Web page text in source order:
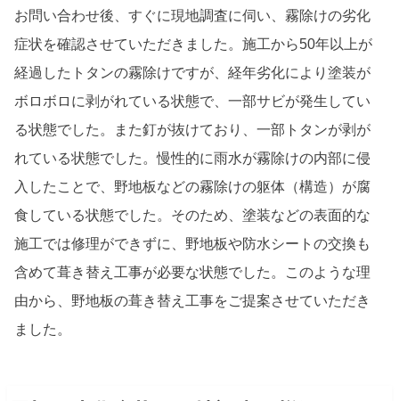
お問い合わせ後、すぐに現地調査に伺い、霧除けの劣化
症状を確認させていただきました。施工から50年以上が
経過したトタンの霧除けですが、経年劣化により塗装が
ボロボロに剥がれている状態で、一部サビが発生してい
る状態でした。また釘が抜けており、一部トタンが剥が
れている状態でした。慢性的に雨水が霧除けの内部に侵
入したことで、野地板などの霧除けの躯体（構造）が腐
食している状態でした。そのため、塗装などの表面的な
施工では修理ができずに、野地板や防水シートの交換も
含めて葺き替え工事が必要な状態でした。このような理
由から、野地板の葺き替え工事をご提案させていただき
ました。